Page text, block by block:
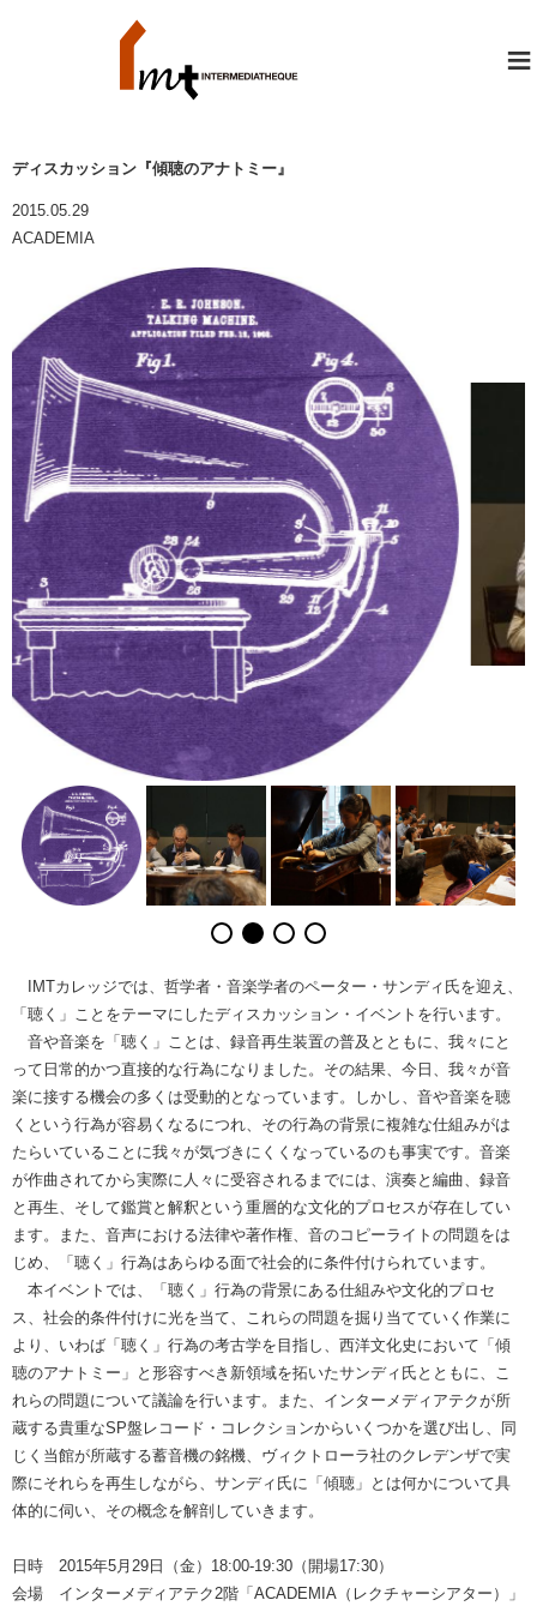
≡
ディスカッション『傾聴のアナトミー』
2015.05.29
ACADEMIA
IMTカレッジでは、哲学者・音楽学者のペーター・サンディ氏を迎え、
「聴く」ことをテーマにしたディスカッション・イベントを行います。
音や音楽を「聴く」ことは、録音再生装置の普及とともに、我々にと
って日常的かつ直接的な行為になりました。その結果、今日、我々が音
楽に接する機会の多くは受動的となっています。しかし、音や音楽を聴
くという行為が容易くなるにつれ、その行為の背景に複雑な仕組みがは
たらいていることに我々が気づきにくくなっているのも事実です。音楽
が作曲されてから実際に人々に受容されるまでには、演奏と編曲、録音
と再生、そして鑑賞と解釈という重層的な文化的プロセスが存在してい
ます。また、音声における法律や著作権、音のコピーライトの問題をは
じめ、「聴く」行為はあらゆる面で社会的に条件付けられています。
本イベントでは、「聴く」行為の背景にある仕組みや文化的プロセ
ス、社会的条件付けに光を当て、これらの問題を掘り当てていく作業に
より、いわば「聴く」行為の考古学を目指し、西洋文化史において「傾
聴のアナトミー」と形容すべき新領域を拓いたサンディ氏とともに、こ
れらの問題について議論を行います。また、インターメディアテクが所
蔵する貴重なSP盤レコード・コレクションからいくつかを選び出し、同
じく当館が所蔵する蓄音機の銘機、ヴィクトローラ社のクレデンザで実
際にそれらを再生しながら、サンディ氏に「傾聴」とは何かについて具
体的に伺い、その概念を解剖していきます。
日時 2015年5月29日（金）18:00-19:30（開場17:30）
会場 インターメディアテク2階「ACADEMIA（レクチャーシアター）」